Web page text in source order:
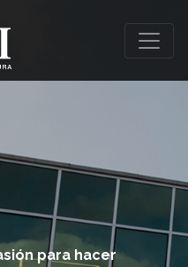
para hacer